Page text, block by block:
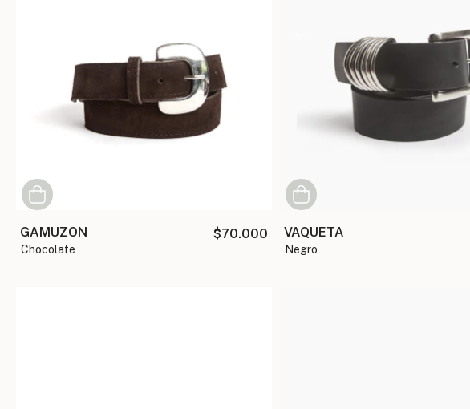
GAMUZON
chocolate
$70.000 VAQUETA
negro